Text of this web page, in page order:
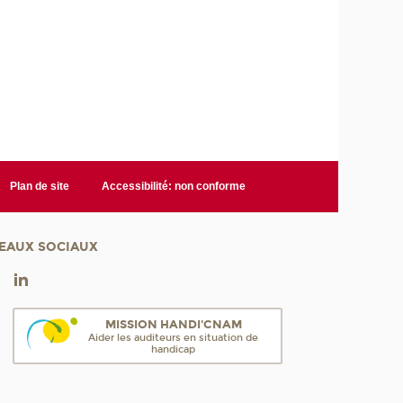
Plan de site Accessibilité: non conforme
SOCIAUX
MISSION HANDI'CNAM
Aider les auditeurs en situation de
handicap